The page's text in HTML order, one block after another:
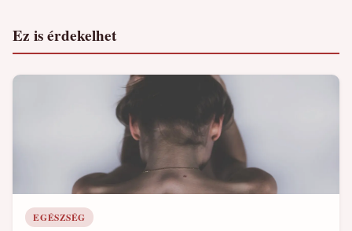
Ez is érdekelhet
EGÉSZSÉG